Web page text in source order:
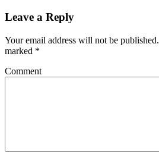
Leave a Reply
Your email address will not be published.
marked *
Comment